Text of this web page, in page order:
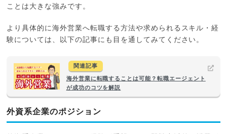
ことは大きな強みです。
より具体的に海外営業へ転職する方法や求められるスキル・経
験については、以下の記事にも目を通してみてください。
関連記事
海外営業に転職することは可能？転職エージェント
が成功のコツを解説
外資系企業のポジション